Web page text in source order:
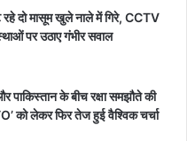
दो मासूम खुले नाले में गिरे, CCTV
पर उठाए गंभीर सवाल
पाकिस्तान के बीच रक्षा समझौते की
को लेकर फिर तेज हुई वैश्विक चर्चा